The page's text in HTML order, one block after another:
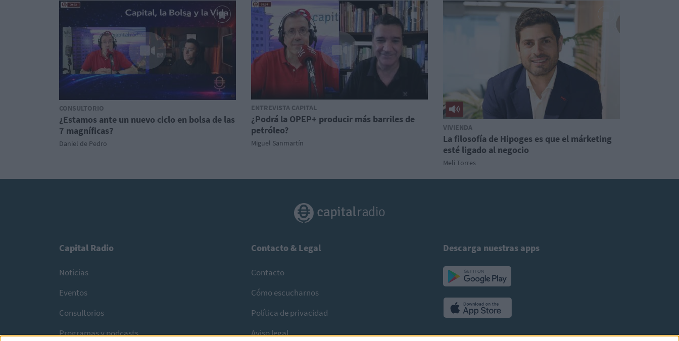
CONSULTORIO
¿Estamos ante un nuevo ciclo en bolsa de las
7 magníficas?
Daniel de Pedro
ENTREVISTA CAPITAL
¿Podrá la OPEP+ producir más barriles de
petróleo?
Miguel Sanmartín
VIVIENDA
La filosofía de Hipoges es que el márketing
esté ligado al negocio
Meli Torres
Capital Radio
Noticias
Eventos
Consultorios
Programas y podcasts
Contacto & Legal
Contacto
Cómo escucharnos
Política de privacidad
Aviso legal
Descarga nuestras apps